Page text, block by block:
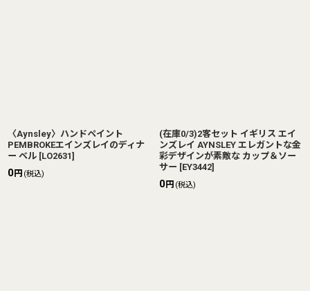
〈Aynsley〉ハンドペイント
PEMBROKEエインズレイのディナ
ー ベル [LO2631]
0円 (税込)
(在庫0/3)2客セット イギリス エイ
ンズレイ AYNSLEY エレガントな金
彩デザインが素敵な カップ＆ソー
サー [EY3442]
0円 (税込)